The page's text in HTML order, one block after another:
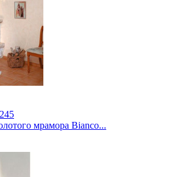
мрамора Bianco...